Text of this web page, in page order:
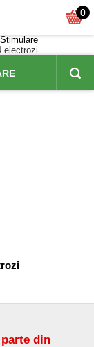
0
electrozi
din